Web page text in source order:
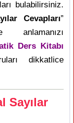
bulabilirsiniz.
Cevapları”
Ders Kitabı
dikkatlice
Sayılar